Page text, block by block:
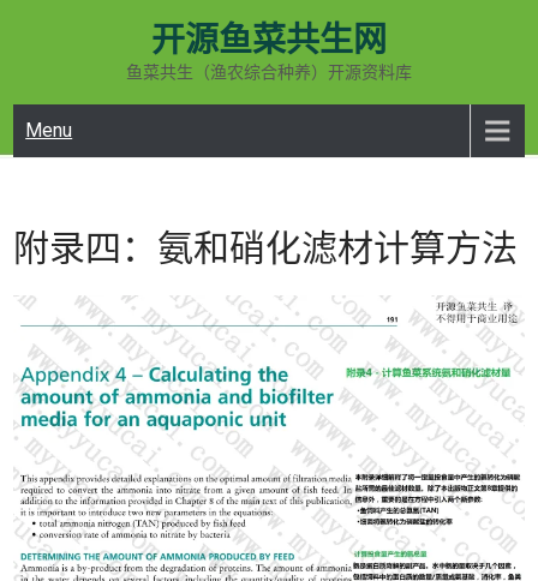
开源鱼菜共生网
鱼菜共生（渔农综合种养）开源资料库
Menu
附录四：氨和硝化滤材计算方法